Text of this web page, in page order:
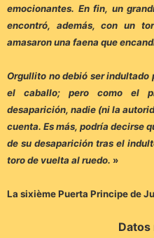
emocionantes. En fin, un
encontró, además, con un
amasaron una faena que
Orgullito no debió ser indultado
el caballo; pero como el
desaparición, nadie (ni la
cuenta. Es más, podría decirse
de su desaparición tras el
toro de vuelta al ruedo. »
La sixième Puerta Principe de